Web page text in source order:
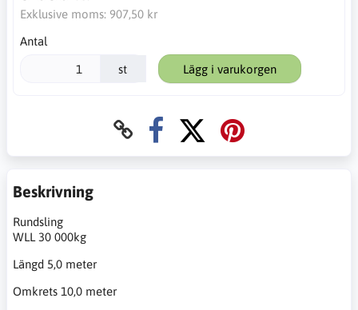
Exklusive moms: 907,50 kr
Antal
st Lägg i varukorgen
Beskrivning
Rundsling
WLL 30 000kg
Längd 5,0 meter
Omkrets 10,0 meter